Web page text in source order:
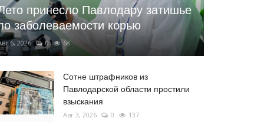
принесло Павлодару затишье
заболеваемости корью
6, 2026 0 68
Сотне штрафников из
Павлодарской области простили
взыскания
Авг 3, 2026 0 137